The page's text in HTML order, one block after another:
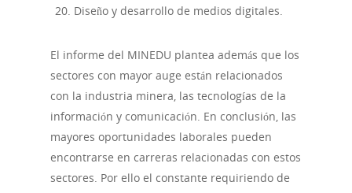
Diseño y desarrollo de medios digitales.
El informe del MINEDU plantea además que los
sectores con mayor auge están relacionados
con la industria minera, las tecnologías de la
información y comunicación. En conclusión, las
mayores oportunidades laborales pueden
encontrarse en carreras relacionadas con estos
sectores. Por ello el constante requiriendo de